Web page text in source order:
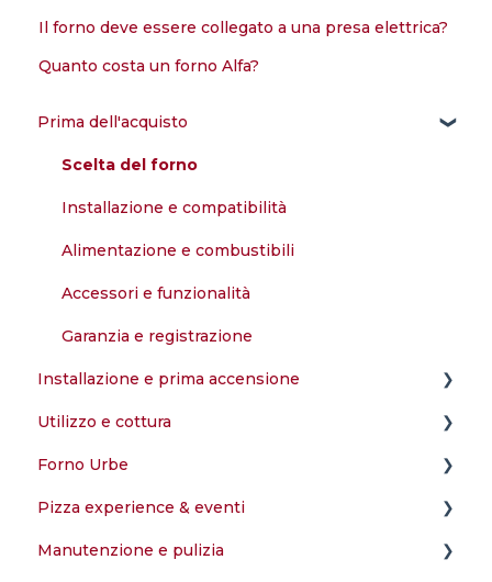
Il forno deve essere collegato a una presa elettrica?
Quanto costa un forno Alfa?
Prima dell'acquisto
Scelta del forno
Installazione e compatibilità
Alimentazione e combustibili
Accessori e funzionalità
Garanzia e registrazione
Installazione e prima accensione
Montaggio e configurazione
Prima accensione e test
Utilizzo e cottura
Cosa posso cucinare nel forno?
Forno Urbe
Installazione e compatibilità
Funzionalità e utilizzo
Pizza experience & eventi
Preparazione dell'impasto
Manutenzione e pulizia